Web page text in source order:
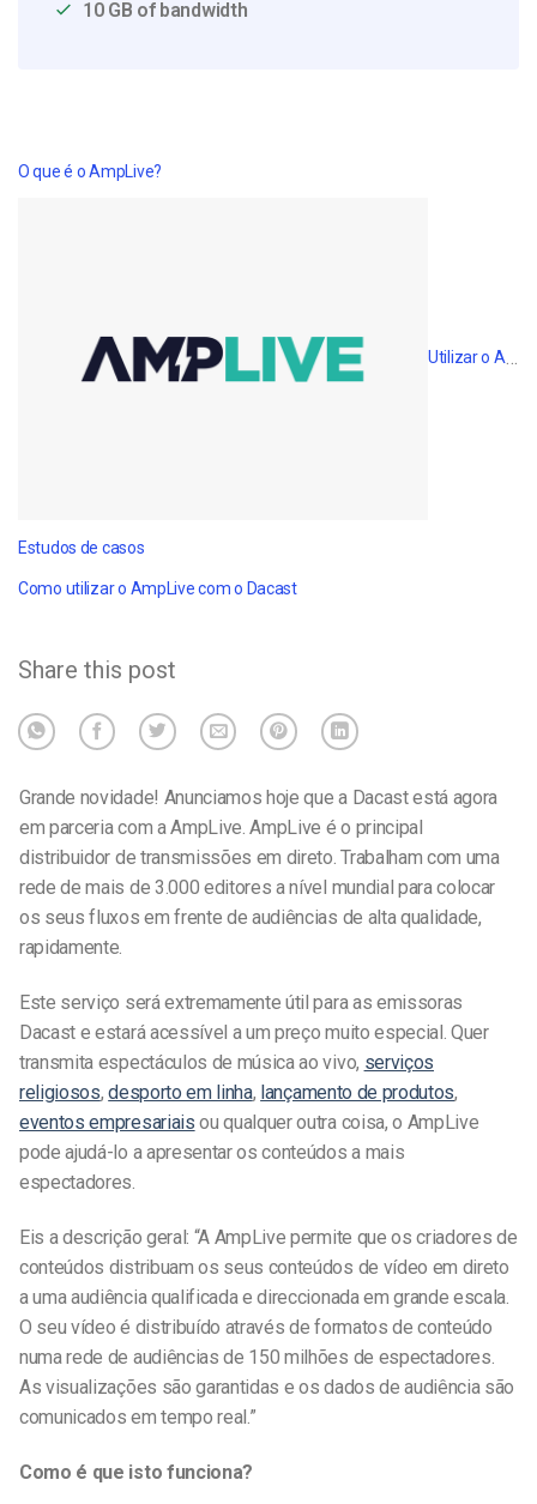
10 GB of bandwidth
O que é o AmpLive?
Utilizar o AmpLive para aumentar a audiência das transmissões em direto
Estudos de casos
Como utilizar o AmpLive com o Dacast
Share this post
Grande novidade! Anunciamos hoje que a Dacast está agora
em parceria com a AmpLive. AmpLive é o principal
distribuidor de transmissões em direto. Trabalham com uma
rede de mais de 3.000 editores a nível mundial para colocar
os seus fluxos em frente de audiências de alta qualidade,
rapidamente.
Este serviço será extremamente útil para as emissoras
Dacast e estará acessível a um preço muito especial. Quer
transmita espectáculos de música ao vivo, serviços
religiosos,desporto em linha, lançamento de produtos,
eventos empresariais ou qualquer outra coisa, o AmpLive
pode ajudá-lo a apresentar os conteúdos a mais
espectadores.
Eis a descrição geral: “A AmpLive permite que os criadores de
conteúdos distribuam os seus conteúdos de vídeo em direto
a uma audiência qualificada e direccionada em grande escala.
O seu vídeo é distribuído através de formatos de conteúdo
numa rede de audiências de 150 milhões de espectadores.
As visualizações são garantidas e os dados de audiência são
comunicados em tempo real.”
Como é que isto funciona?